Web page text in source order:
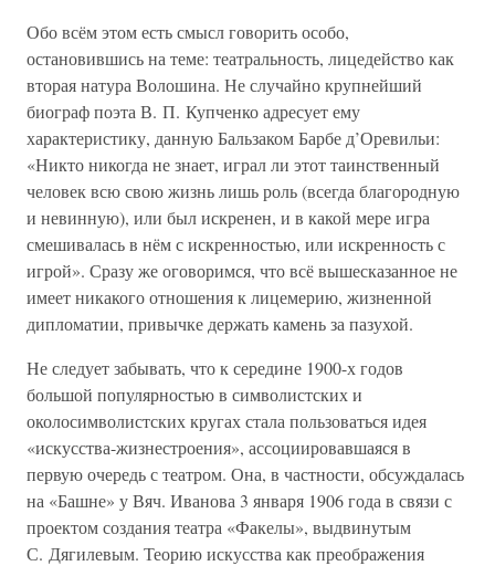
Обо всём этом есть смысл говорить особо,
остановившись на теме: театральность, лицедейство как
вторая натура Волошина. Не случайно крупнейший
биограф поэта В. П. Купченко адресует ему
характеристику, данную Бальзаком Барбе д’Оревильи:
«Никто никогда не знает, играл ли этот таинственный
человек всю свою жизнь лишь роль (всегда благородную
и невинную), или был искренен, и в какой мере игра
смешивалась в нём с искренностью, или искренность с
игрой». Сразу же оговоримся, что всё вышесказанное не
имеет никакого отношения к лицемерию, жизненной
дипломатии, привычке держать камень за пазухой.
Не следует забывать, что к середине 1900-х годов
большой популярностью в символистских и
околосимволистских кругах стала пользоваться идея
«искусства-жизнестроения», ассоциировавшаяся в
первую очередь с театром. Она, в частности, обсуждалась
на «Башне» у Вяч. Иванова 3 января 1906 года в связи с
проектом создания театра «Факелы», выдвинутым
С. Дягилевым. Теорию искусства как преображения